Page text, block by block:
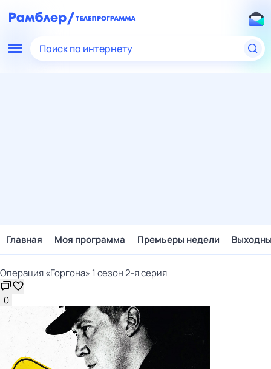
Поиск по интернету
Главная Моя программа Премьеры недели
Операция «Горгона» 1 сезон 2-я серия
0